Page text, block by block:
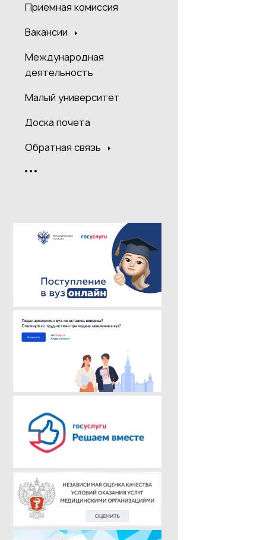
Приемная комиссия
Вакансии
Международная
деятельность
Малый университет
Доска почета
Обратная связь